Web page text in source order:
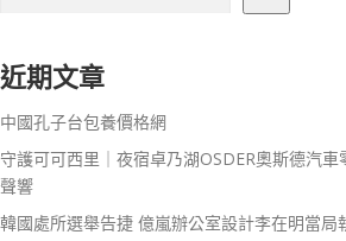
近期文章
中國孔子台包養價格網
守護可可西里｜夜宿卓乃湖OSDER奧斯德汽
聲響
韓國處所選舉告捷 億嵐辦公室設計李在明當局